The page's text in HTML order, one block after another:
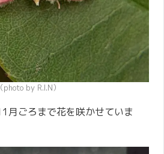
by R.I.N）
月ごろまで花を咲かせていま